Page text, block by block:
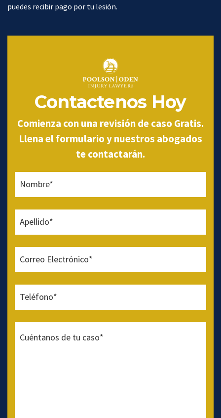
puedes recibir pago por tu lesión.
Contactenos Hoy
Comienza con una revisión de caso Gratis.
Llena el formulario y nuestros abogados
te contactarán.